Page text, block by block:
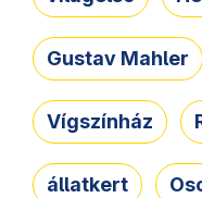
Gustav Mahler
Vígszínház
állatkert